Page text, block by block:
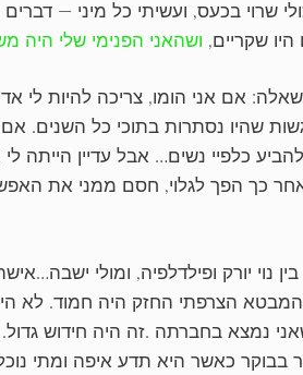
בכעס, ועשיתי כל מיני —
שקריים, ושהאני הפנימי שלי היה
אם אני הומו, צריכה להיות לי
שהיו נסתרות בתוכי כל השנים.
להביע כלפיי נשים… אבל עדיין
כך הפך לגלוי, חסם ממני את
נוי יורק ופילדלפיה, ומולי
והמבטא הצרפתי החזק היה חמוד. לא
נמצא בחברתה .זה היה חידוש
בבוקר כאשר היא תדע איפה ומתי